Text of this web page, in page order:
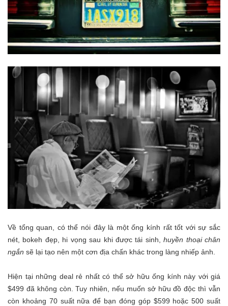
Về tổng quan, có thể nói đây là một ống kính rất tốt với sự sắc
nét, bokeh đẹp, hi vọng sau khi được tái sinh,huyền thoại chân
ngắn sẽ lại tạo nên một cơn địa chấn khác trong làng nhiếp ảnh.
Hiện tại những deal rẻ nhất có thể sở hữu ống kính này với giá
$499 đã không còn. Tuy nhiên, nếu muốn sở hữu đồ độc thì vẫn
còn khoảng 70 suất nữa để bạn đóng góp $599 hoặc 500 suất